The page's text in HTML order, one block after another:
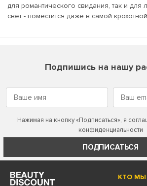
для романтического свидания, так и для
свет - поместится даже в самой
Подпишись на нашу
Нажимая на кнопку «Подписаться», я
конфиденциальности
ПОДПИСАТЬСЯ
КТО МЫ